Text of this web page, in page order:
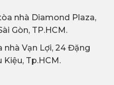
nhà Diamond Plaza,
Gòn, TP.HCM.
nhà Vạn Lợi, 24 Đặng
Kiệu, Tp.HCM.